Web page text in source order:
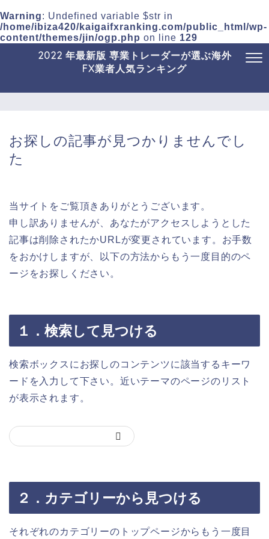
Warning: Undefined variable $str in
/home/ibiza420/kaigaifxranking.com/public_html/wp-
content/themes/jin/ogp.php on line 129
2022 年最新版 専業トレーダーが選ぶ海外
FX業者人気ランキング
お探しの記事が見つかりませんでし
た
当サイトをご覧頂きありがとうございます。
申し訳ありませんが、あなたがアクセスしようとした
記事は削除されたかURLが変更されています。お手数
をおかけしますが、以下の方法からもう一度目的のペ
ージをお探しください。
１．検索して見つける
検索ボックスにお探しのコンテンツに該当するキーワ
ードを入力して下さい。近いテーマのページのリスト
が表示されます。
２．カテゴリーから見つける
それぞれのカテゴリーのトップページからもう一度目